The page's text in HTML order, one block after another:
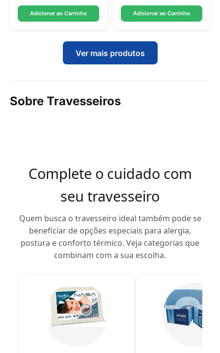
Adicionar ao Carrinho Adicionar ao Carrinho
Ver mais produtos
Sobre Travesseiros
Complete o cuidado com
seu travesseiro
Quem busca o travesseiro ideal também pode se
beneficiar de opções especiais para alergia,
postura e conforto térmico. Veja categorias que
combinam com a sua escolha.